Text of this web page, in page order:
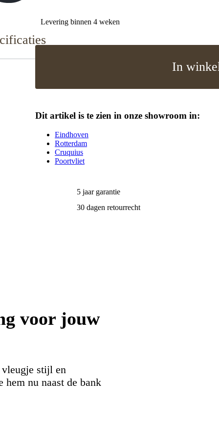
Levering binnen 4 weken
In
Dit artikel is te zien in onze showroom in:
Eindhoven
Rotterdam
Cruquius
Poortvliet
5 jaar garantie
30 dagen retourrecht
voor jouw
stijl en
nu naast de bank